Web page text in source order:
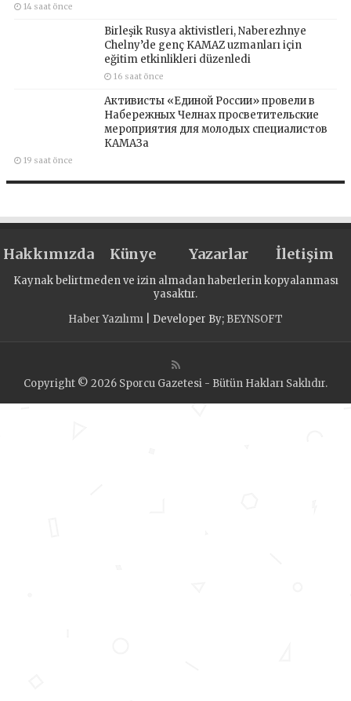
14 saat önce
Birleşik Rusya aktivistleri, Naberezhnye
Chelny’de genç KAMAZ uzmanları için
eğitim etkinlikleri düzenledi
16 saat önce
Активисты «Единой России» провели в
Набережных Челнах просветительские
мероприятия для молодых специалистов
КАМАЗа
19 saat önce
Hakkımızda Künye Yazarlar İletişim
Kaynak belirtmeden ve izin almadan haberlerin kopyalanması
yasaktır.
Haber Yazılımı | Developer By; BEYNSOFT
Copyright © 2026 Sporcu Gazetesi - Bütün Hakları Saklıdır.